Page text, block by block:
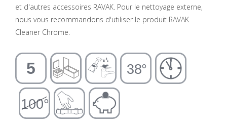
et d'autres accessoires RAVAK. Pour le nettoyage externe,
nous vous recommandons d'utiliser le produit RAVAK
Cleaner Chrome.